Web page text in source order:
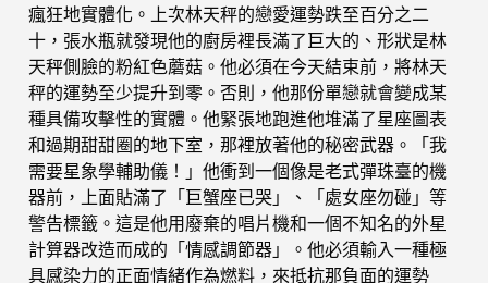
瘋狂地實體化。上次林天秤的戀愛運勢跌至百分之二
十，張水瓶就發現他的廚房裡長滿了巨大的、形狀是林
天秤側臉的粉紅色蘑菇。他必須在今天結束前，將林天
秤的運勢至少提升到零。否則，他那份單戀就會變成某
種具備攻擊性的實體。他緊張地跑進他堆滿了星座圖表
和過期甜甜圈的地下室，那裡放著他的秘密武器。「我
需要星象學輔助儀！」他衝到一個像是老式彈珠臺的機
器前，上面貼滿了「巨蟹座已哭」、「處女座勿碰」等
警告標籤。這是他用廢棄的唱片機和一個不知名的外星
計算器改造而成的「情感調節器」。他必須輸入一種極
具感染力的正面情緒作為燃料，來抵抗那負面的運勢